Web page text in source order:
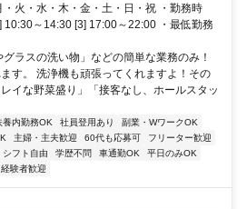
火・水・木・金・土・日・祝 ・勤務時
10:30～14:30 [3] 17:00～22:00 ・最低勤務
ラスの洗い物」などの簡単な業務のみ！
す。 洗浄機も頑張ってくれますよ！その
イな野菜盛り」「接客なし、ホールスタッ
養内勤務OK 社員登用あり
副業・WワークOK
主婦・主夫歓迎 60代も応募可
フリーター歓迎
シフト自由 学歴不問 車通勤OK
平日のみOK
経験者歓迎